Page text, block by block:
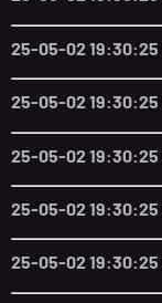
25-05-02 19:30:25
25-05-02 19:30:25
25-05-02 19:30:25
25-05-02 19:30:25
25-05-02 19:30:25